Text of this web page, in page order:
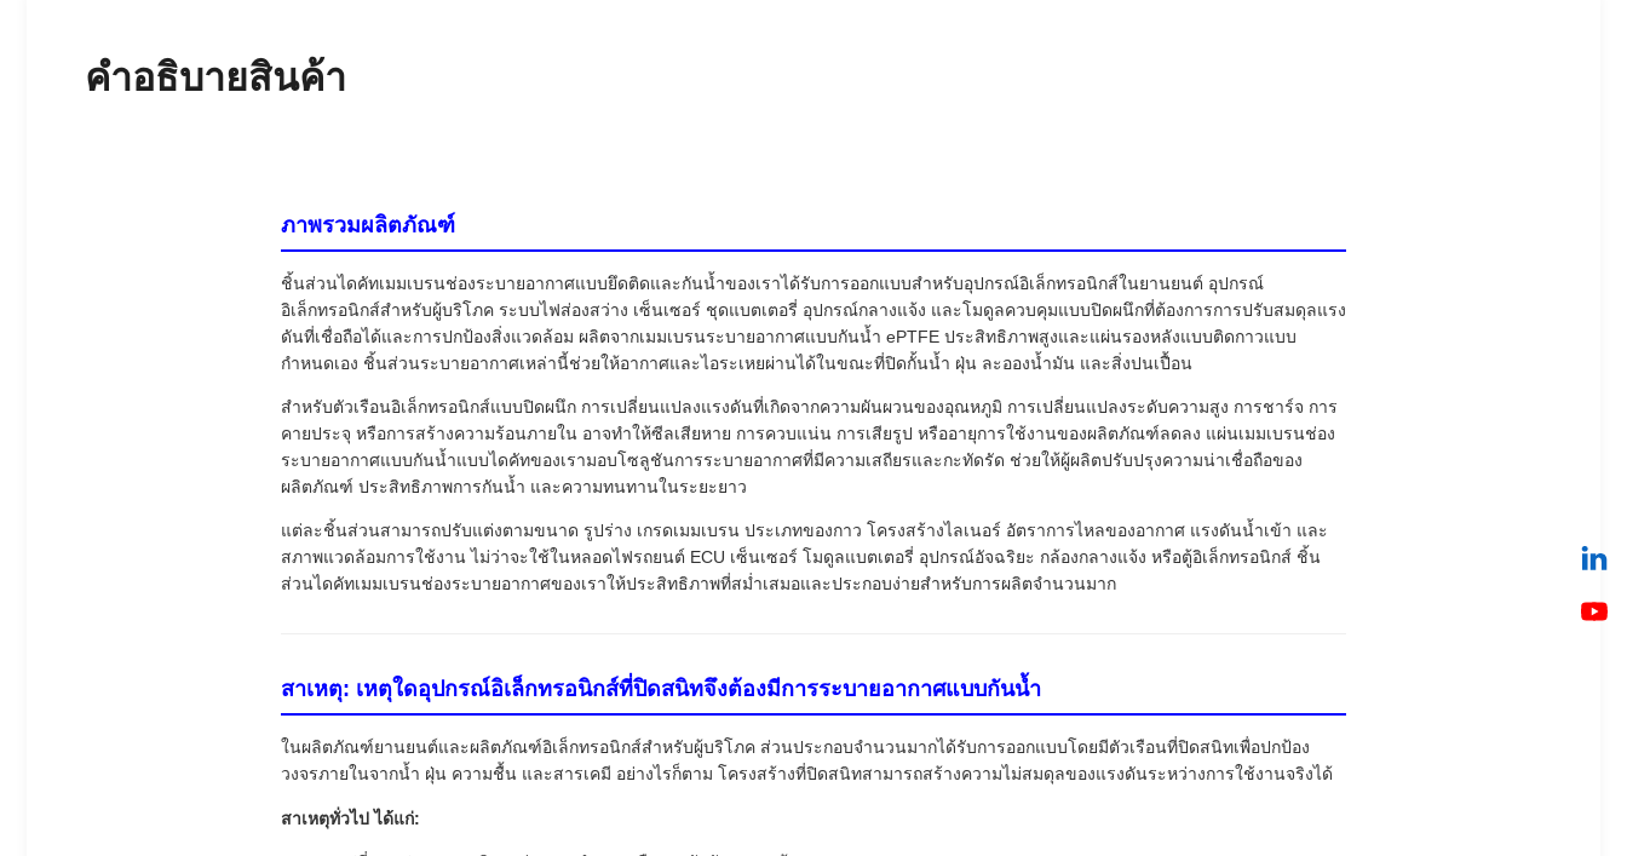
คําอธิบายสินค้า
ภาพรวมผลิตภัณฑ์
ชิ้นส่วนไดคัทเมมเบรนช่องระบายอากาศแบบยึดติดและกันน้ำของเราได้รับการออกแบบสำหรับอุปกรณ์อิเล็กทรอนิกส์ในยานยนต์ อุปกรณ์
อิเล็กทรอนิกส์สำหรับผู้บริโภค ระบบไฟส่องสว่าง เซ็นเซอร์ ชุดแบตเตอรี่ อุปกรณ์กลางแจ้ง และโมดูลควบคุมแบบปิดผนึกที่ต้องการการปรับสมดุลแรง
ดันที่เชื่อถือได้และการปกป้องสิ่งแวดล้อม ผลิตจากเมมเบรนระบายอากาศแบบกันน้ำ ePTFE ประสิทธิภาพสูงและแผ่นรองหลังแบบติดกาวแบบ
กำหนดเอง ชิ้นส่วนระบายอากาศเหล่านี้ช่วยให้อากาศและไอระเหยผ่านได้ในขณะที่ปิดกั้นน้ำ ฝุ่น ละอองน้ำมัน และสิ่งปนเปื้อน
สำหรับตัวเรือนอิเล็กทรอนิกส์แบบปิดผนึก การเปลี่ยนแปลงแรงดันที่เกิดจากความผันผวนของอุณหภูมิ การเปลี่ยนแปลงระดับความสูง การชาร์จ การ
คายประจุ หรือการสร้างความร้อนภายใน อาจทำให้ซีลเสียหาย การควบแน่น การเสียรูป หรืออายุการใช้งานของผลิตภัณฑ์ลดลง แผ่นเมมเบรนช่อง
ระบายอากาศแบบกันน้ำแบบไดคัทของเรามอบโซลูชันการระบายอากาศที่มีความเสถียรและกะทัดรัด ช่วยให้ผู้ผลิตปรับปรุงความน่าเชื่อถือของ
ผลิตภัณฑ์ ประสิทธิภาพการกันน้ำ และความทนทานในระยะยาว
แต่ละชิ้นส่วนสามารถปรับแต่งตามขนาด รูปร่าง เกรดเมมเบรน ประเภทของกาว โครงสร้างไลเนอร์ อัตราการไหลของอากาศ แรงดันน้ำเข้า และ
สภาพแวดล้อมการใช้งาน ไม่ว่าจะใช้ในหลอดไฟรถยนต์ ECU เซ็นเซอร์ โมดูลแบตเตอรี่ อุปกรณ์อัจฉริยะ กล้องกลางแจ้ง หรือตู้อิเล็กทรอนิกส์ ชิ้น
ส่วนไดคัทเมมเบรนช่องระบายอากาศของเราให้ประสิทธิภาพที่สม่ำเสมอและประกอบง่ายสำหรับการผลิตจำนวนมาก
สาเหตุ: เหตุใดอุปกรณ์อิเล็กทรอนิกส์ที่ปิดสนิทจึงต้องมีการระบายอากาศแบบกันน้ำ
ในผลิตภัณฑ์ยานยนต์และผลิตภัณฑ์อิเล็กทรอนิกส์สำหรับผู้บริโภค ส่วนประกอบจำนวนมากได้รับการออกแบบโดยมีตัวเรือนที่ปิดสนิทเพื่อปกป้อง
วงจรภายในจากน้ำ ฝุ่น ความชื้น และสารเคมี อย่างไรก็ตาม โครงสร้างที่ปิดสนิทสามารถสร้างความไม่สมดุลของแรงดันระหว่างการใช้งานจริงได้
สาเหตุทั่วไป ได้แก่: